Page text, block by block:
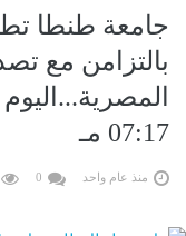
جامعة طنطا
بالتزامن مع
07:17 مـ
منذ عام واحد 0